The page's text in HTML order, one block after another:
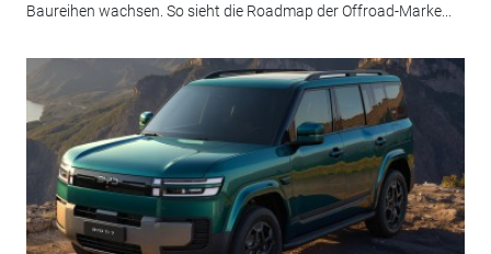
Baureihen wachsen. So sieht die Roadmap der Offroad-Marke...